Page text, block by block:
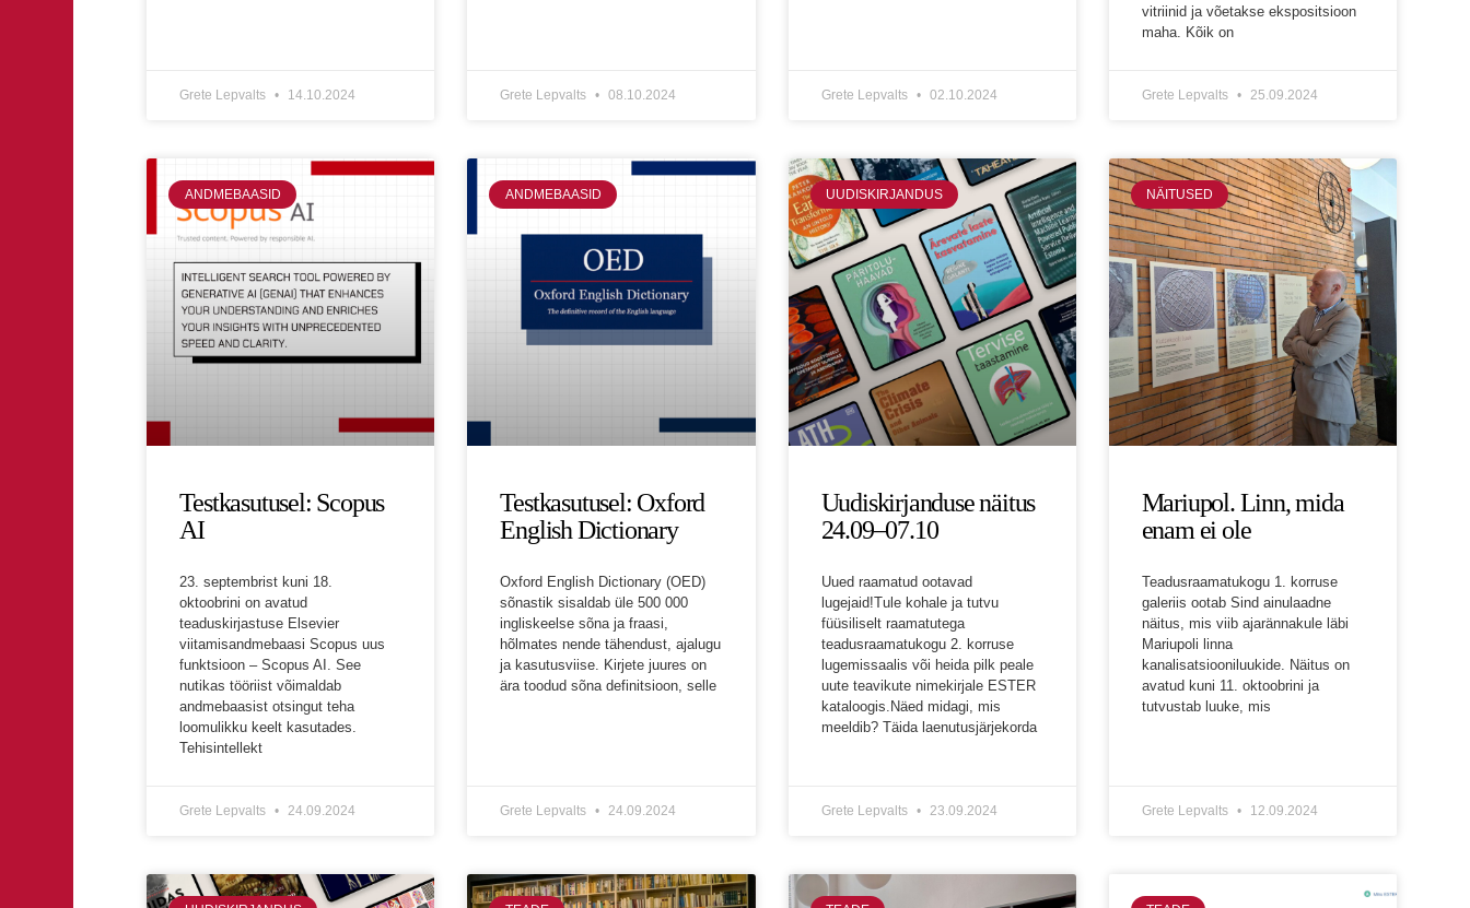
Grete Lepvalts 14.10.2024 Grete Lepvalts 08.10.2024 Grete Lepvalts 02.10.2024
vitriinid ja võetakse ekspositsioon
maha. Kõik on
Grete Lepvalts 25.09.2024
ANDMEBAASID
Testkasutusel: Scopus
AI
23. septembrist kuni 18.
oktoobrini on avatud
teaduskirjastuse Elsevier
viitamisandmebaasi Scopus uus
funktsioon – Scopus AI. See
nutikas tööriist võimaldab
andmebaasist otsingut teha
loomulikku keelt kasutades.
Tehisintellekt
Grete Lepvalts 24.09.2024
ANDMEBAASID
Testkasutusel: Oxford
English Dictionary
Oxford English Dictionary (OED)
sõnastik sisaldab üle 500 000
ingliskeelse sõna ja fraasi,
hõlmates nende tähendust, ajalugu
ja kasutusviise. Kirjete juures on
ära toodud sõna definitsioon, selle
Grete Lepvalts 24.09.2024
UUDISKIRJANDUS
Uudiskirjanduse näitus
24.09–07.10
Uued raamatud ootavad
lugejaid!Tule kohale ja tutvu
füüsiliselt raamatutega
teadusraamatukogu 2. korruse
lugemissaalis või heida pilk peale
uute teavikute nimekirjale ESTER
kataloogis.Näed midagi, mis
meeldib? Täida laenutusjärjekorda
Grete Lepvalts 23.09.2024
NÄITUSED
Mariupol. Linn, mida
enam ei ole
Teadusraamatukogu 1. korruse
galeriis ootab Sind ainulaadne
näitus, mis viib ajarännakule läbi
Mariupoli linna
kanalisatsiooniluukide. Näitus on
avatud kuni 11. oktoobrini ja
tutvustab luuke, mis
Grete Lepvalts 12.09.2024